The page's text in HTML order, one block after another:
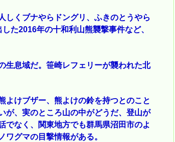
しくブナやらドングリ、ふきのとうやら
た2016年の十和利山熊襲撃事件など、
生息域だ。笹崎レフェリーが襲われた北
よけブザー、熊よけの鈴を持つとのこと
が、実のところ山の中がどうだ、登山が
でなく、関東地方でも群馬県沼田市のよ
グマの目撃情報がある。